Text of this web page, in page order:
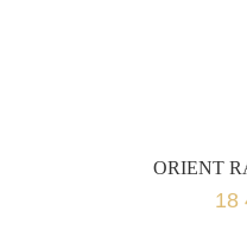
ORIENT
18